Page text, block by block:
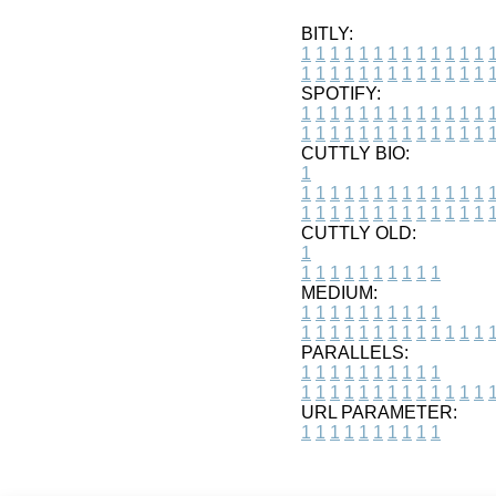
BITLY:
1 1 1 1 1 1 1 1 1 1 1 1 1 1
1 1 1 1 1 1 1 1 1 1 1 1 1 1
SPOTIFY:
1 1 1 1 1 1 1 1 1 1 1 1 1 1
1 1 1 1 1 1 1 1 1 1 1 1 1 1
CUTTLY BIO:
1
1 1 1 1 1 1 1 1 1 1 1 1 1 1
1 1 1 1 1 1 1 1 1 1 1 1 1 1
CUTTLY OLD:
1
1 1 1 1 1 1 1 1 1 1
MEDIUM:
1 1 1 1 1 1 1 1 1 1
1 1 1 1 1 1 1 1 1 1 1 1 1 1
PARALLELS:
1 1 1 1 1 1 1 1 1 1
1 1 1 1 1 1 1 1 1 1 1 1 1 1
URL PARAMETER:
1 1 1 1 1 1 1 1 1 1